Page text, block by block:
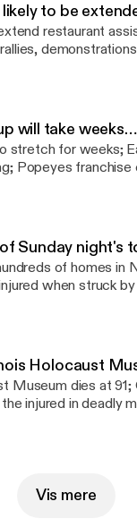
to be
restaurant
will take
stretch for weeks;
Popeyes
Sunday night's
of homes in
when struck
Holocaust
Museum dies at
injured in deadly
Vis mere